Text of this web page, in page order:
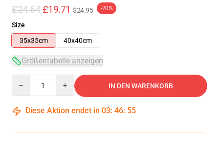
£24.64 £19.71 $24.95 -20%
Size
35x35cm
40x40cm
Größentabelle anzeigen
IN DEN WARENKORB
Diese Aktion endet in 03: 46: 54